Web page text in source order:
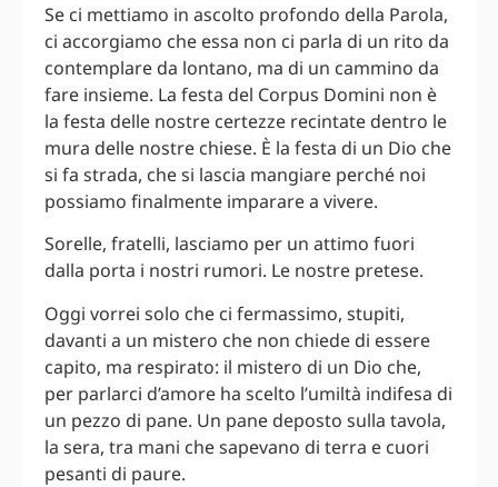
Se ci mettiamo in ascolto profondo della Parola,
ci accorgiamo che essa non ci parla di un rito da
contemplare da lontano, ma di un cammino da
fare insieme. La festa del Corpus Domini non è
la festa delle nostre certezze recintate dentro le
mura delle nostre chiese. È la festa di un Dio che
si fa strada, che si lascia mangiare perché noi
possiamo finalmente imparare a vivere.
Sorelle, fratelli, lasciamo per un attimo fuori
dalla porta i nostri rumori. Le nostre pretese.
Oggi vorrei solo che ci fermassimo, stupiti,
davanti a un mistero che non chiede di essere
capito, ma respirato: il mistero di un Dio che,
per parlarci d’amore ha scelto l’umiltà indifesa di
un pezzo di pane. Un pane deposto sulla tavola,
la sera, tra mani che sapevano di terra e cuori
pesanti di paure.